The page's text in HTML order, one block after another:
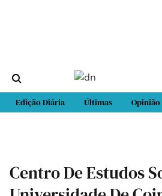
Edição Diária Últimas Opinião
Centro De Estudos